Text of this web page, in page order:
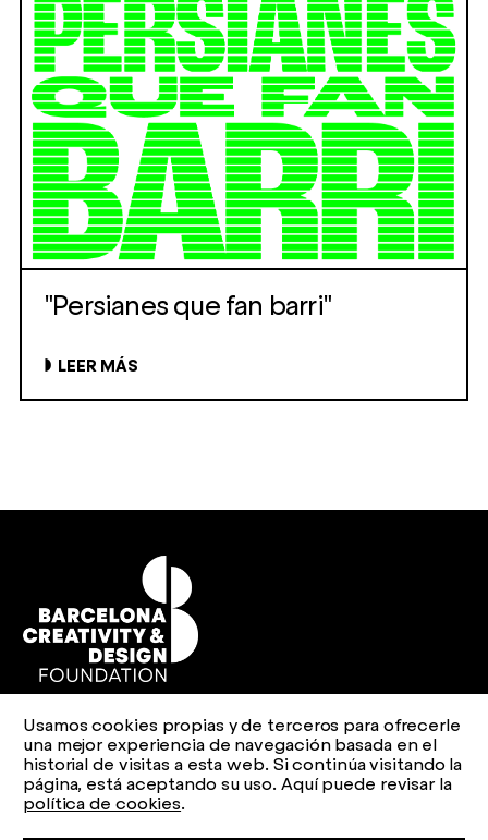
"Persianes que fan barri"
LEER MÁS
Aviso legal Política de privacidad Política de cookies
Web designesiete Codesevenap
Usamos cookies propias y de terceros para ofrecerle
una mejor experiencia de navegación basada en el
historial de visitas a esta web. Si continúa visitando la
página, está aceptando su uso. Aquí puede revisar la
política de cookies.